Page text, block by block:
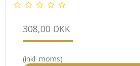
308,00 DKK
(inkl. moms)